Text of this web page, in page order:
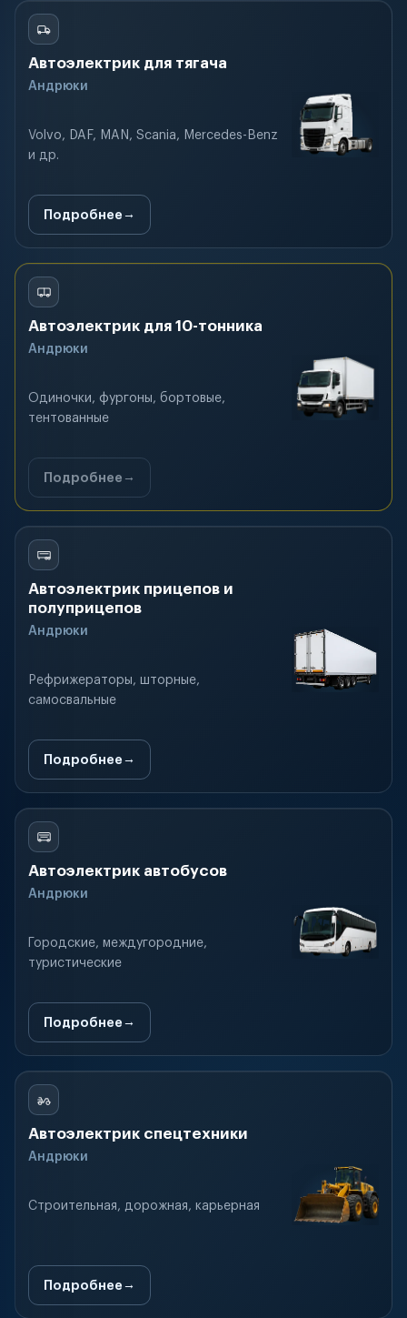
Автоэлектрик для тягача
Андрюки
Volvo, DAF, MAN, Scania, Mercedes-Benz
и др.
Подробнее
Автоэлектрик для 10-тонника
Андрюки
Одиночки, фургоны, бортовые,
тентованные
Подробнее
Автоэлектрик прицепов и
полуприцепов
Андрюки
Рефрижераторы, шторные,
самосвальные
Подробнее
Автоэлектрик автобусов
Андрюки
Городские, междугородние,
туристические
Подробнее
Автоэлектрик спецтехники
Андрюки
Строительная, дорожная, карьерная
Подробнее